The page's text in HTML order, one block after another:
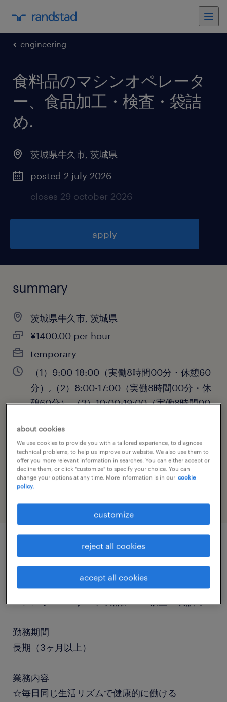
engineering
食料品のマシンオペレータ
ー、食品加工・検査・袋詰
め.
茨城県牛久市, 茨城県
posted 2 july 2026
closes 29 october 2026
apply
summary
茨城県牛久市, 茨城県
¥1400.00 per hour
temporary
（1）9:00-18:00（実働8時間00分・休憩60
分）,（2）8:00-17:00（実働8時間00分・休
憩60分）,（3）10:00-19:00（実働8時間00
job category
engineering
job details
職種
マシンオペレーター、食品加工・検査・袋詰め
勤務期間
長期（3ヶ月以上）
業務内容
☆毎日同じ生活リズムで健康的に働ける
about cookies
We use cookies to provide you with a tailored experience, to diagnose
technical problems, to help us improve our website. We also use them to
offer you more relevant information in searches. You can either accept or
decline them, or click "customize" to specify your choice. You can
change your options at any time. More information is in our cookie
policy.
customize
reject all cookies
accept all cookies